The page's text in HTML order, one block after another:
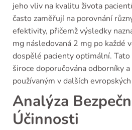
jeho vliv na kvalitu života
často zaměřují na porovnání
efektivity, přičemž výsledky
mg následovaná 2 mg po každé
dospělé pacienty optimální.
široce doporučována odborníky
používaným v dalších
Analýza
Účinnosti